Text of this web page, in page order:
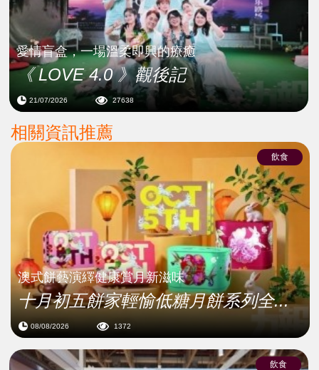
愛情盲盒，一場溫柔即興的療癒
《 LOVE 4.0 》觀後記
21/07/2026 27638
相關資訊推薦
飲食
澳式餅藝演繹健康賞月新滋味
十月初五餅家輕愉低糖月餅系列全...
08/08/2026 1372
飲食